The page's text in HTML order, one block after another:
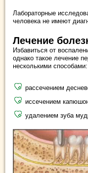
Лабораторные
человека не имеют
Лечение
Избавиться от
однако такое лечение
несколькими способами:
рассечением
иссечением
удалением зуба